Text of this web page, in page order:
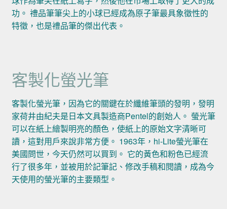
功。 禮品筆筆尖上的小球已經成為原子筆最具象徵性的
特徵，也是禮品筆的傑出代表。
客製化螢光筆
客製化螢光筆，因為它的關鍵在於纖維筆頭的發明，發明
家荷井由紀夫是日本文具製造商Pentel的創始人。 螢光筆
可以在紙上繪製明亮的顏色，使紙上的原始文字清晰可
讀，這對用戶來說非常方便。 1963年，hi-Lite螢光筆在
美國問世，今天仍然可以買到。 它的黃色和粉色已經流
行了很多年，並被用於記筆記、修改手稿和閱讀，成為今
天使用的螢光筆的主要類型。